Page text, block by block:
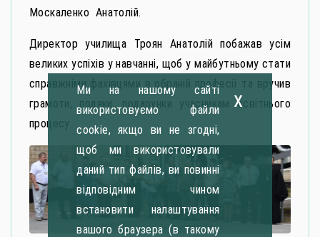
Москаленко Анатолій.
Директор училища Троян Анатолій побажав усім
великих успіхів у навчанні, щоб у майбутньому стати
справжніми фахівцями в обраній професії та вручив
грамоти, подяки, подарунки учасникам освітнього
процесу.
Ми на нашому сайті
використовуємо файли
cookie, якщо ви не згодні,
щоб ми використовували
даний тип файлів, ви повинні
відповідним чином
встановити налаштування
вашого браузера (в такому
x